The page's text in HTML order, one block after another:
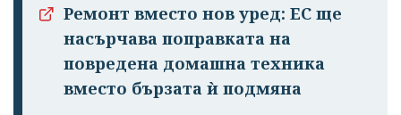
Ремонт вместо нов уред: ЕС ще
насърчава поправката на
повредена домашна техника
вместо бързата ѝ подмяна